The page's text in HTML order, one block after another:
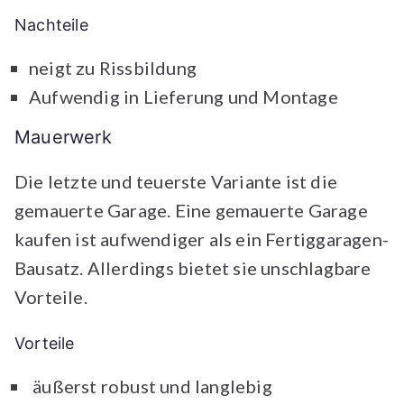
Nachteile
neigt zu Rissbildung
Aufwendig in Lieferung und Montage
Mauerwerk
Die letzte und teuerste Variante ist die
gemauerte Garage. Eine gemauerte Garage
kaufen ist aufwendiger als ein Fertiggaragen-
Bausatz. Allerdings bietet sie unschlagbare
Vorteile.
Vorteile
äußerst robust und langlebig